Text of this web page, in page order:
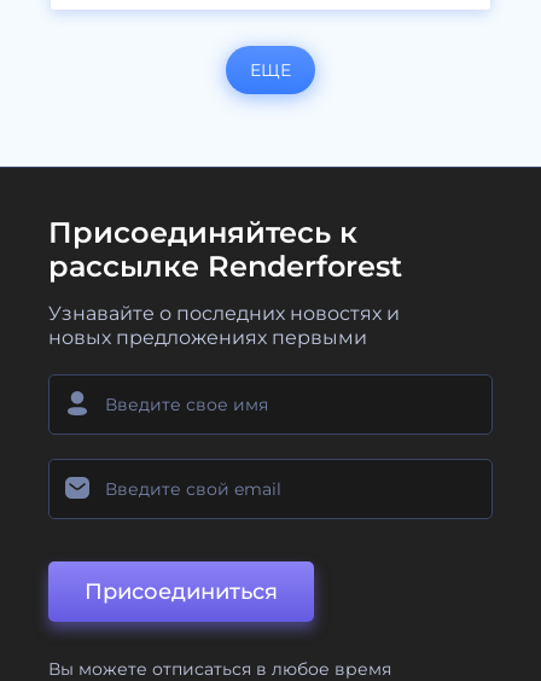
ЕЩЕ
Присоединяйтесь к
рассылке Renderforest
Узнавайте о последних новостях и
новых предложениях первыми
Присоединиться
Вы можете отписаться в любое время